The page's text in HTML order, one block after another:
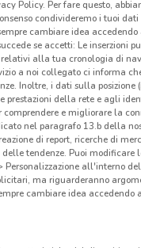
Policy. Per fare questo,
condivideremo i tuoi dati
cambiare idea accedendo
se accetti: Le inserzioni
alla tua cronologia di
a noi collegato ci informa
Inoltre, i dati sulla posizione
prestazioni della rete e agli
comprendere e migliorare la
nel paragrafo 13.b della
di report, ricerche di
tendenze. Puoi modificare
all'interno
ma riguarderanno
cambiare idea accedendo